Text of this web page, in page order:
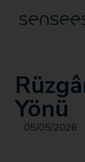
Yönü
05/05/2026